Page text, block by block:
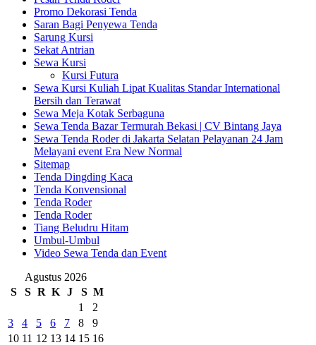
Promo Dekorasi Tenda
Saran Bagi Penyewa Tenda
Sarung Kursi
Sekat Antrian
Sewa Kursi
Kursi Futura
Sewa Kursi Kuliah Lipat Kualitas Standar International
Bersih dan Terawat
Sewa Meja Kotak Serbaguna
Sewa Tenda Bazar Termurah Bekasi | CV Bintang Jaya
Sewa Tenda Roder di Jakarta Selatan Pelayanan 24 Jam
Melayani event Era New Normal
Sitemap
Tenda Dingding Kaca
Tenda Konvensional
Tenda Roder
Tenda Roder
Tiang Beludru Hitam
Umbul-Umbul
Video Sewa Tenda dan Event
Agustus 2026
S
S R K J S M
1
2
3
4 5 6 7 8
9
10 11 12 13 14 15 16